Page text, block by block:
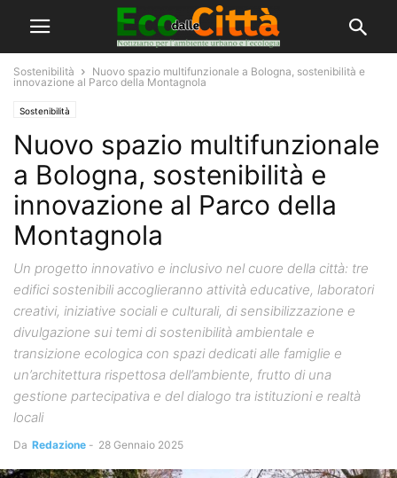
Sostenibilità
Nuovo spazio multifunzionale a Bologna, sostenibilità e
innovazione al Parco della Montagnola
Sostenibilità
Nuovo spazio multifunzionale
a Bologna, sostenibilità e
innovazione al Parco della
Montagnola
Un progetto innovativo e inclusivo nel cuore della città: tre
edifici sostenibili accoglieranno attività educative, laboratori
creativi, iniziative sociali e culturali, di sensibilizzazione e
divulgazione sui temi di sostenibilità ambientale e
transizione ecologica con spazi dedicati alle famiglie e
un’architettura rispettosa dell’ambiente, frutto di una
gestione partecipativa e del dialogo tra istituzioni e realtà
locali
Da Redazione - 28 Gennaio 2025